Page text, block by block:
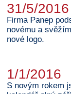
31/5/2016
Firma Panep
novému a
nové logo.
1/1/2016
S novým rokem